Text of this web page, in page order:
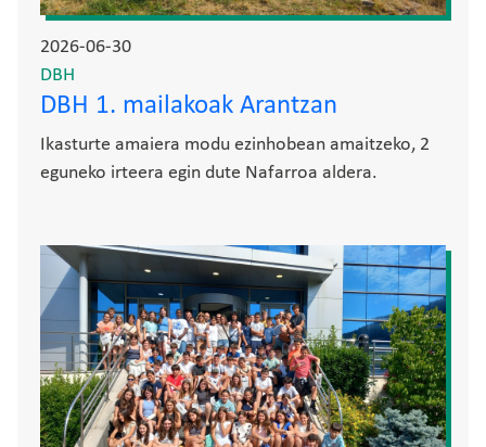
2026-06-30
DBH
DBH 1. mailakoak Arantzan
Ikasturte amaiera modu ezinhobean amaitzeko, 2
eguneko irteera egin dute Nafarroa aldera.
Irudia